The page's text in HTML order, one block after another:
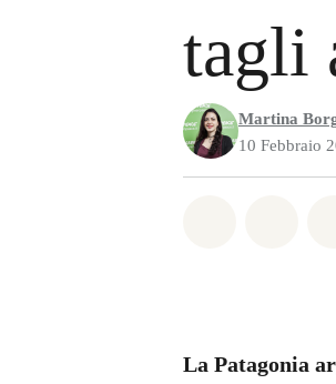
tagli
Martina
10 Febbraio
La Patagonia